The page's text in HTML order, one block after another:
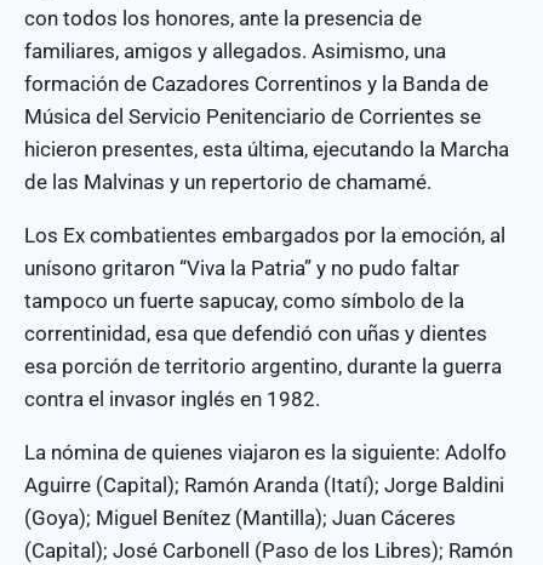
con todos los honores, ante la presencia de
familiares, amigos y allegados. Asimismo, una
formación de Cazadores Correntinos y la Banda de
Música del Servicio Penitenciario de Corrientes se
hicieron presentes, esta última, ejecutando la Marcha
de las Malvinas y un repertorio de chamamé.
Los Ex combatientes embargados por la emoción, al
unísono gritaron “Viva la Patria” y no pudo faltar
tampoco un fuerte sapucay, como símbolo de la
correntinidad, esa que defendió con uñas y dientes
esa porción de territorio argentino, durante la guerra
contra el invasor inglés en 1982.
La nómina de quienes viajaron es la siguiente: Adolfo
Aguirre (Capital); Ramón Aranda (Itatí); Jorge Baldini
(Goya); Miguel Benítez (Mantilla); Juan Cáceres
(Capital); José Carbonell (Paso de los Libres); Ramón